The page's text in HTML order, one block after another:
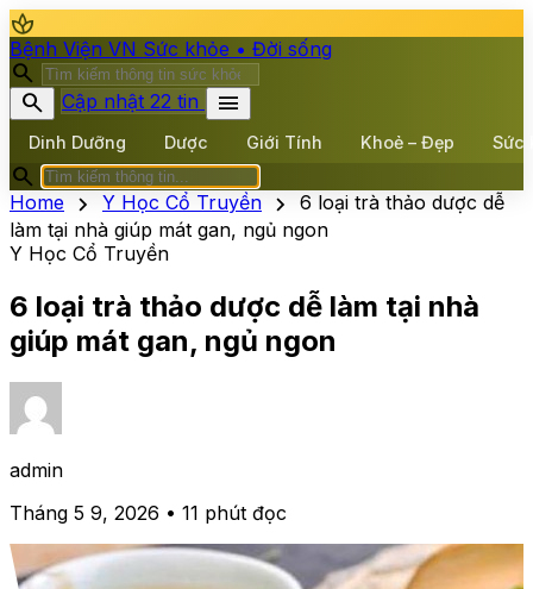
spa
Bệnh Viện VN Sức khỏe • Đời sống
search
search
Cập nhật 22 tin menu
Dinh Dưỡng Dược Giới Tính Khoẻ – Đẹp Sức
search
Home chevron_right Y Học Cổ Truyền chevron_right
6 loại trà thảo dược dễ
làm tại nhà giúp mát gan, ngủ ngon
Y Học Cổ Truyền
6 loại trà thảo dược dễ làm tại nhà
giúp mát gan, ngủ ngon
admin
Tháng 5 9, 2026 • 11 phút đọc